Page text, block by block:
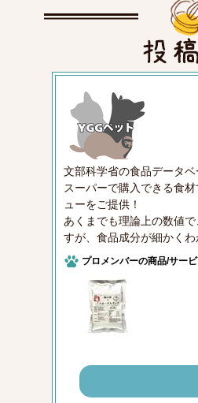
文部科学省の食品データベ
スーパーで購入できる食
ューをご提供！
あくまでも理論上の数値
すが、食品成分が細かく
プロメンバーの商品/サー